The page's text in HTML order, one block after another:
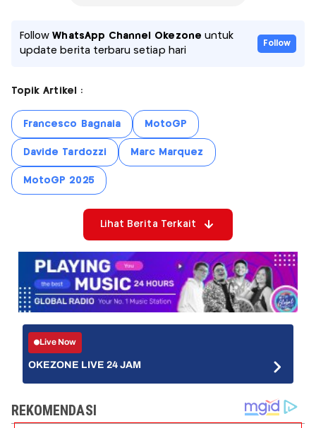
FollowWhatsApp Channel Okezone untuk
update berita terbaru setiap hari
Follow
Topik Artikel :
Francesco Bagnaia MotoGP
Davide Tardozzi Marc Marquez
MotoGP 2025
Lihat Berita Terkait
Live Now
OKEZONE LIVE 24 JAM